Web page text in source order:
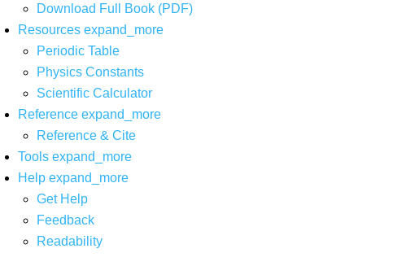
Download Full Book (PDF)
Resources expand_more
Periodic Table
Physics Constants
Scientific Calculator
Reference expand_more
Reference & Cite
Tools expand_more
Help expand_more
Get Help
Feedback
Readability